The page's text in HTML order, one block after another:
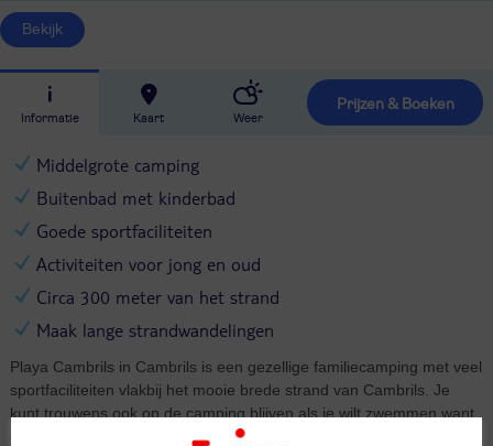
Bekijk
Informatie Kaart Weer
Prijzen & Boeken
Middelgrote camping
Buitenbad met kinderbad
Goede sportfaciliteiten
Activiteiten voor jong en oud
Circa 300 meter van het strand
Maak lange strandwandelingen
Playa Cambrils in Cambrils is een gezellige familiecamping met veel
sportfaciliteiten vlakbij het mooie brede strand van Cambrils. Je
kunt trouwens ook op de camping blijven als je wilt zwemmen want
er is een zwembad en een kinderbad. Sinds kort heeft Playa